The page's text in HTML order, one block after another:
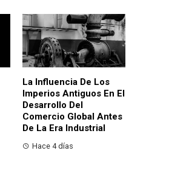
La Influencia De Los
Imperios Antiguos En El
Desarrollo Del
Comercio Global Antes
De La Era Industrial
Hace 4 días